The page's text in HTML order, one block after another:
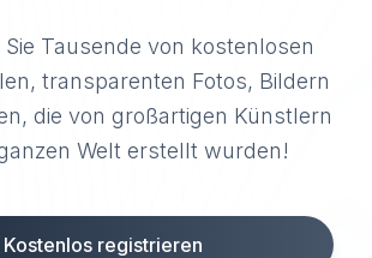
Tausende von kostenlosen
transparenten Fotos, Bildern
die von großartigen Künstlern
Welt erstellt wurden!
Kostenlos registrieren